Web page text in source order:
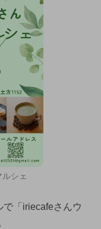
シェ
「iriecafeさんウ